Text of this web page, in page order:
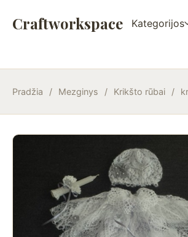
Craftworkspace Kategorijos
Pradžia / Mezginys / Krikšto rūbai /